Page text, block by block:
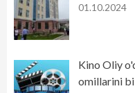
01.10.2024
Kino Oliy
omillarini